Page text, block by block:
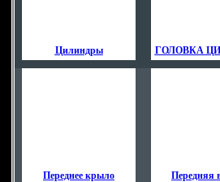
Цилиндры ГОЛОВКА
Переднее крыло Передняя